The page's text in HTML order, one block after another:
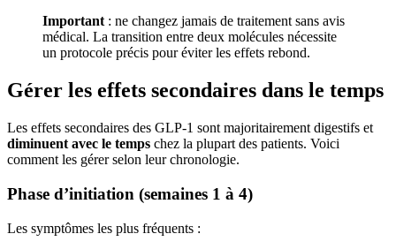
Important: ne changez jamais de traitement sans avis
médical. La transition entre deux molécules nécessite
un protocole précis pour éviter les effets rebond.
Gérer les effets secondaires dans le temps
Les effets secondaires des GLP-1 sont majoritairement digestifs et
diminuent avec le temps chez la plupart des patients. Voici
comment les gérer selon leur chronologie.
Phase d’initiation (semaines 1 à 4)
Les symptômes les plus fréquents :